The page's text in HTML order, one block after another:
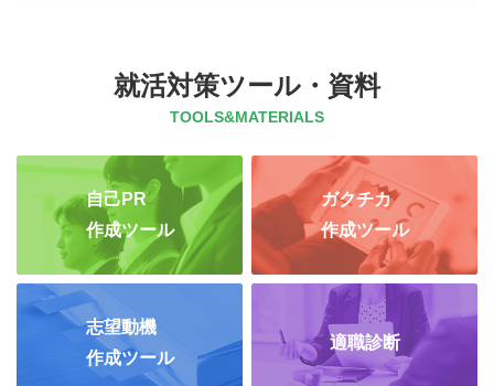
就活対策ツール・資料
TOOLS&MATERIALS
自己PR
作成ツール
ガクチカ
作成ツール
志望動機
作成ツール
適職診断